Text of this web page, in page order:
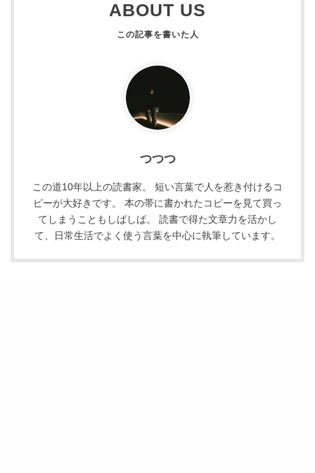
ABOUT US
つつつ
この道10年以上の読書家。 短い言葉で人を惹き付けるコ
ピーが大好きです。 本の帯に書かれたコピーを見て買っ
てしまうこともしばしば。 読書で得た文章力を活かし
て、日常生活でよく使う言葉を中心に執筆しています。